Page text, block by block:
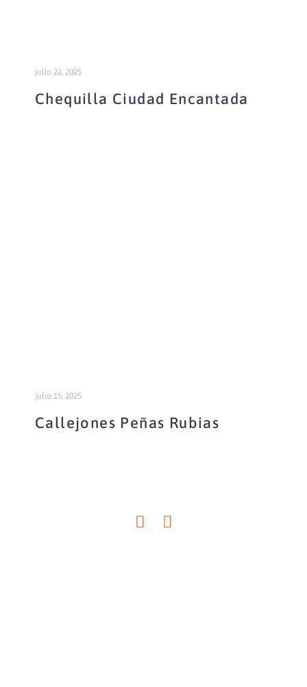
julio 22, 2025
Chequilla Ciudad Encantada
julio 15, 2025
Callejones Peñas Rubias